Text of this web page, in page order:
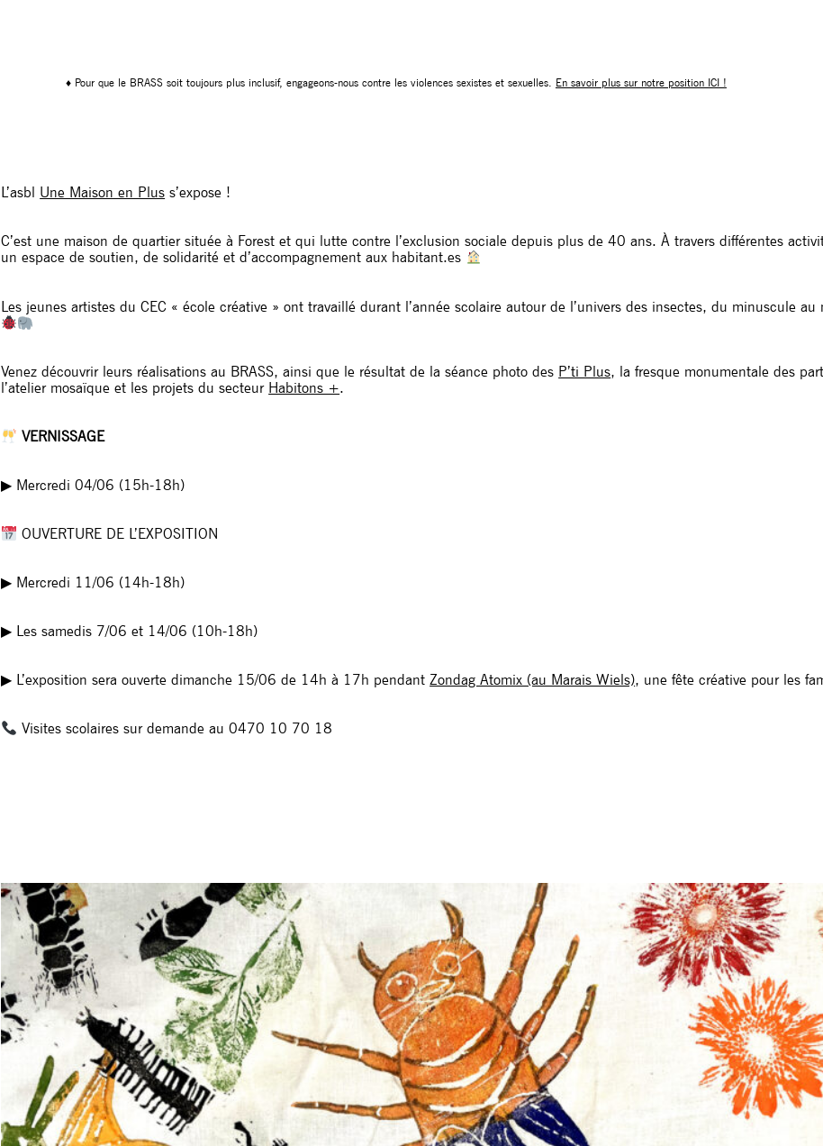
♦ Pour que le BRASS soit toujours plus inclusif, engageons-nous contre les violences sexistes et sexuelles. En savoir plus sur notre position ICI !
L’asbl Une Maison en Plus s’expose !
C’est une maison de quartier située à Forest et qui lutte contre l’exclusion sociale depuis plus de 40 ans. À travers différentes
un espace de soutien, de solidarité et d’accompagnement aux habitant.es
Les jeunes artistes du CEC « école créative » ont travaillé durant l’année scolaire autour de l’univers des insectes, du minuscule au
Venez découvrir leurs réalisations au BRASS, ainsi que le résultat de la séance photo des P’ti Plus, la fresque monumentale des
l’atelier mosaïque et les projets du secteur Habitons +.
VERNISSAGE
▶︎ Mercredi 04/06 (15h-18h)
OUVERTURE DE L’EXPOSITION
▶︎ Mercredi 11/06 (14h-18h)
▶︎ Les samedis 7/06 et 14/06 (10h-18h)
▶︎ L’exposition sera ouverte dimanche 15/06 de 14h à 17h pendantZondag Atomix (au Marais Wiels), une fête créative pour les
Visites scolaires sur demande au 0470 10 70 18